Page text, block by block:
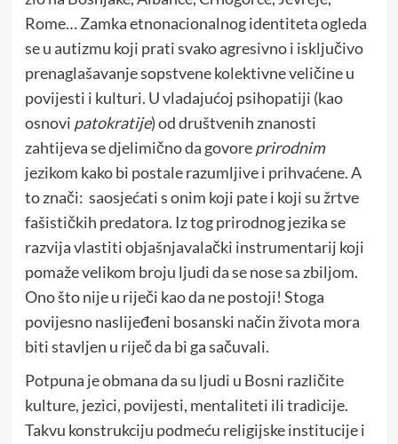
Rome… Zamka etnonacionalnog identiteta ogleda
se u autizmu koji prati svako agresivno i isključivo
prenaglašavanje sopstvene kolektivne veličine u
povijesti i kulturi. U vladajućoj psihopatiji (kao
osnovi patokratije) od društvenih znanosti
zahtijeva se djelimično da govoreprirodnim
jezikom kako bi postale razumljive i prihvaćene. A
to znači: saosjećati s onim koji pate i koji su žrtve
fašističkih predatora. Iz tog prirodnog jezika se
razvija vlastiti objašnjavalački instrumentarij koji
pomaže velikom broju ljudi da se nose sa zbiljom.
Ono što nije u riječi kao da ne postoji! Stoga
povijesno naslijeđeni bosanski način života mora
biti stavljen u riječ da bi ga sačuvali.
Potpuna je obmana da su ljudi u Bosni različite
kulture, jezici, povijesti, mentaliteti ili tradicije.
Takvu konstrukciju podmeću religijske institucije i